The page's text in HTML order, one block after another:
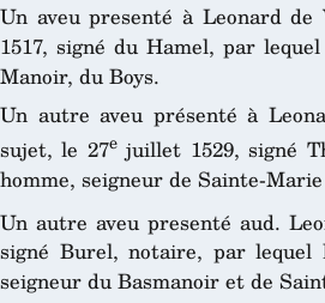
Un aveu presenté à Leonard
1517, signé du Hamel, par
Manoir, du Boys.
Un autre aveu présenté à
sujet, le 27ejuillet 1529, signé
homme, seigneur de Sainte-
Un autre aveu presenté aud.
signé Burel, notaire, par
seigneur du Basmanoir et de